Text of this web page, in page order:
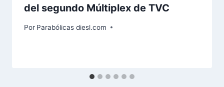
del segundo Múltiplex de TVC
Por Parabólicas diesl.com